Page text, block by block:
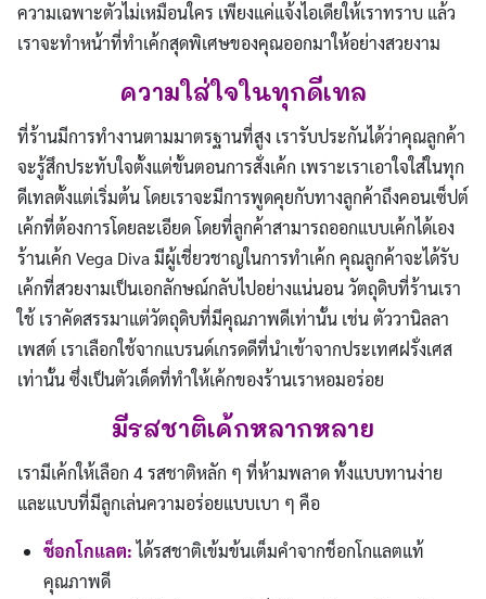
ความเฉพาะตัวไม่เหมือนใคร เพียงแค่แจ้งไอเดียให้เราทราบ แล้ว
เราจะทำหน้าที่ทำเค้กสุดพิเศษของคุณออกมาให้อย่างสวยงาม
ความใส่ใจในทุกดีเทล
ที่ร้านมีการทำงานตามมาตรฐานที่สูง เรารับประกันได้ว่าคุณลูกค้า
จะรู้สึกประทับใจตั้งแต่ขั้นตอนการสั่งเค้ก เพราะเราเอาใจใส่ในทุก
ดีเทลตั้งแต่เริ่มต้น โดยเราจะมีการพูดคุยกับทางลูกค้าถึงคอนเซ็ปต์
เค้กที่ต้องการโดยละเอียด โดยที่ลูกค้าสามารถออกแบบเค้กได้เอง
ร้านเค้ก Vega Diva มีผู้เชี่ยวชาญในการทำเค้ก คุณลูกค้าจะได้รับ
เค้กที่สวยงามเป็นเอกลักษณ์กลับไปอย่างแน่นอน วัตถุดิบที่ร้านเรา
ใช้ เราคัดสรรมาแต่วัตถุดิบที่มีคุณภาพดีเท่านั้น เช่น ตัววานิลลา
เพสต์ เราเลือกใช้จากแบรนด์เกรดดีที่นำเข้าจากประเทศฝรั่งเศส
เท่านั้น ซึ่งเป็นตัวเด็ดที่ทำให้เค้กของร้านเราหอมอร่อย
มีรสชาติเค้กหลากหลาย
เรามีเค้กให้เลือก 4 รสชาติหลัก ๆ ที่ห้ามพลาด ทั้งแบบทานง่าย
และแบบที่มีลูกเล่นความอร่อยแบบเบา ๆ คือ
ช็อกโกแลต:ได้รสชาติเข้มข้นเต็มคำจากช็อกโกแลตแท้
คุณภาพดี